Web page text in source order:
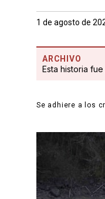
1 de agosto de
ARCHIVO
Esta historia
Se adhiere a los